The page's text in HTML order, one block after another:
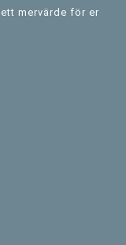
mervärde för er